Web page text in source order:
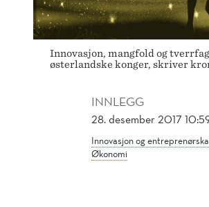
Innovasjon, mangfold og
østerlandske konger, skriver
INNLEGG
28. desember 2017
Innovasjon og
Økonomi